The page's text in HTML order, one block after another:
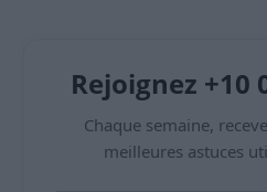
Rejoignez +10
Chaque semaine,
meilleures astuces